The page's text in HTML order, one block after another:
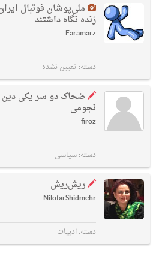
ملی‌پوشان فوتبال
زنده نگاه داشتند
Faramarz
دسته: تعیین نشده
ضحاک دو سر یکی دین
نجومی
firoz
دسته:سیاسی
ریش‌ریش
NilofarShidmehr
دسته:ادبیات